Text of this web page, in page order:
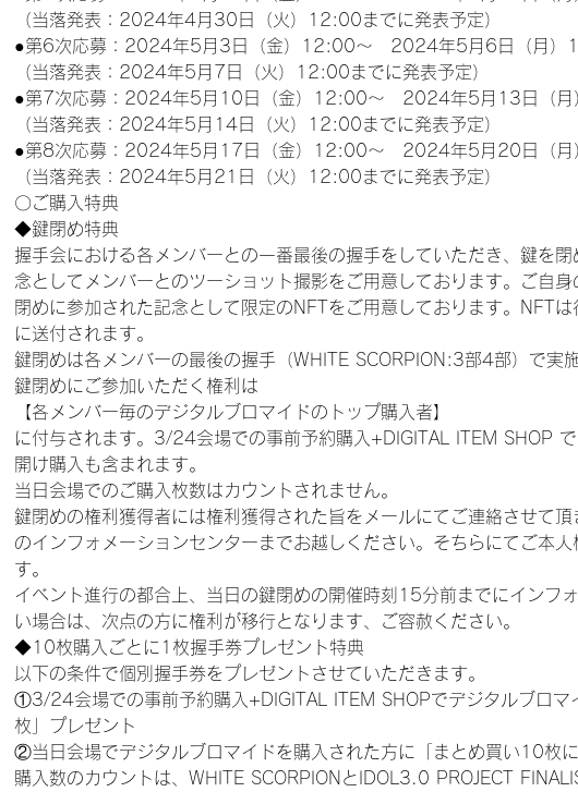
（当落発表：2024年4月30日（火）12:00までに発表予定）
●第6次応募：2024年5月3日（金）12:00～　2024年5月6日（月）
（当落発表：2024年5月7日（火）12:00までに発表予定）
●第7次応募：2024年5月10日（金）12:00～　2024年5月13日（
（当落発表：2024年5月14日（火）12:00までに発表予定）
●第8次応募：2024年5月17日（金）12:00～　2024年5月20日（
（当落発表：2024年5月21日（火）12:00までに発表予定）
〇ご購入特典
◆鍵閉め特典
握手会における各メンバーとの一番最後の握手をしていただき、鍵を
念としてメンバーとのツーショット撮影をご用意しております。ご自
閉めに参加された記念として限定のNFTをご用意しております。NFT
に送付されます。
鍵閉めは各メンバーの最後の握手（WHITE SCORPION:3部4部）で実
鍵閉めにご参加いただく権利は
【各メンバー毎のデジタルブロマイドのトップ購入者】
に付与されます。3/24会場での事前予約購入+DIGITAL ITEM SHOP
開け購入も含まれます。
当日会場でのご購入枚数はカウントされません。
鍵閉めの権利獲得者には権利獲得された旨をメールにてご連絡させて
のインフォメーションセンターまでお越しください。そちらにてご本
す。
イベント進行の都合上、当日の鍵閉めの開催時刻15分前までにインフ
い場合は、次点の方に権利が移行となります、ご容赦ください。
◆10枚購入ごとに1枚握手券プレゼント特典
以下の条件で個別握手券をプレゼントさせていただきます。
①3/24会場での事前予約購入+DIGITAL ITEM SHOPでデジタルブロマ
枚」プレゼント
②当日会場でデジタルブロマイドを購入された方に「まとめ買い10枚
購入数のカウントは、WHITE SCORPIONとIDOL3.0 PROJECT